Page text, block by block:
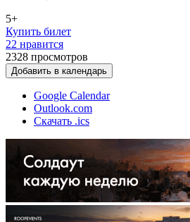
5+
Купить билет
22 нравится
2328 просмотров
Добавить в календарь
Google Calendar
Outlook.com
Скачать .ics